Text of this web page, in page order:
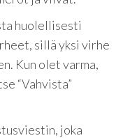
huolellisesti
sillä yksi virhe
Kun olet varma,
“Vahvista”
joka